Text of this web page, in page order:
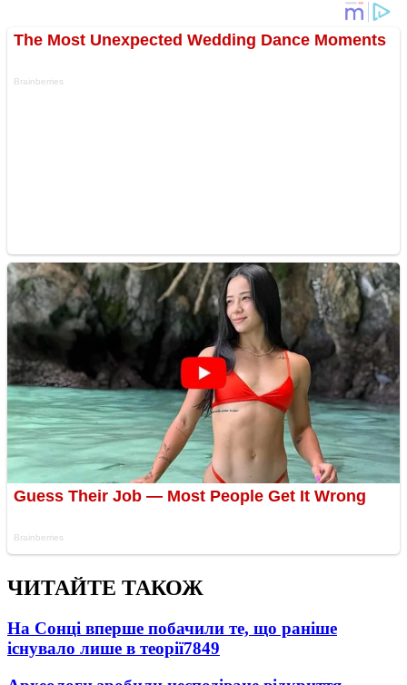
ЧИТАЙТЕ ТАКОЖ
На Сонці вперше побачили те, що раніше
існувало лише в теорії7849